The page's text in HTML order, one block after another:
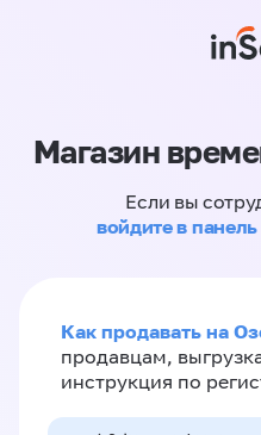
Магазин
Если вы
войдите в
Как продавать на
продавцам,
инструкция по